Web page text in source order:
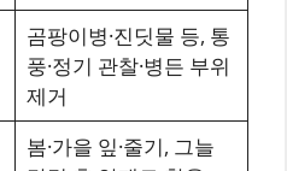
곰팡이병·진딧물 등, 통
풍·정기 관찰·병든 부위
제거
봄·가을 잎·줄기, 그늘